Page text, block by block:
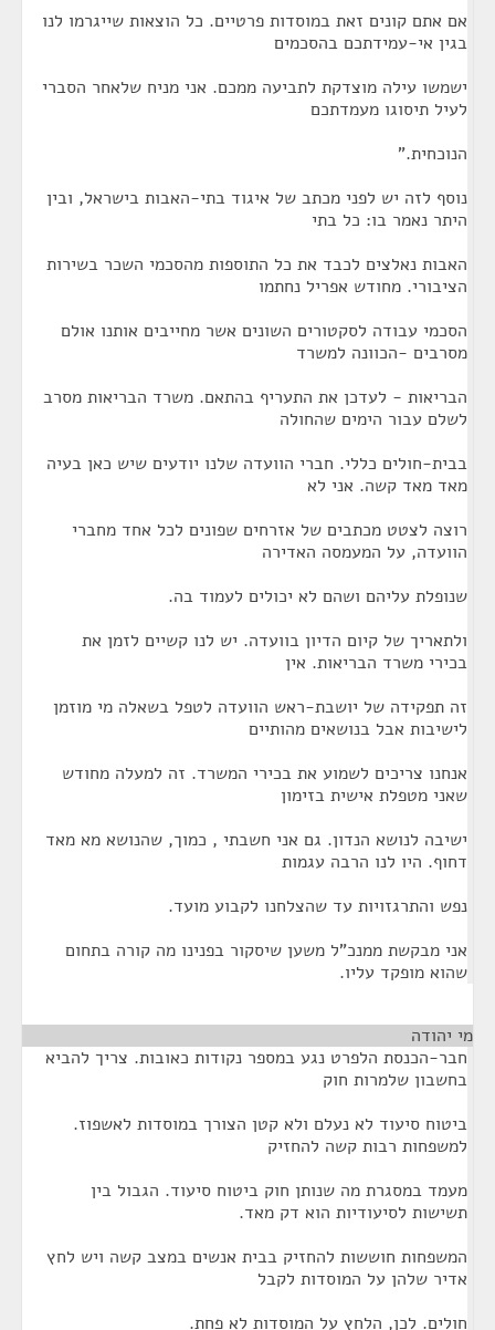
אם אתם קונים זאת במוסדות פרטיים. כל הוצאות שייגרמו לנו
בגין אי-עמידתכם בהסכמים
ישמשו עילה מוצדקת לתביעה ממכם. אני מניח שלאחר הסברי
לעיל תיסוגו מעמדתכם
הנוכחית."
נוסף לזה יש לפני מכתב של איגוד בתי-האבות בישראל, ובין
היתר נאמר בו: כל בתי
האבות נאלצים לכבד את כל התוספות מהסכמי השכר בשירות
הציבורי. מחודש אפריל נחתמו
הסכמי עבודה לסקטורים השונים אשר מחייבים אותנו אולם
מסרבים -הכוונה למשרד
הבריאות - לעדכן את התעריף בהתאם. משרד הבריאות מסרב
לשלם עבור הימים שהחולה
בבית-חולים כללי. חברי הוועדה שלנו יודעים שיש כאן בעיה
מאד מאד קשה. אני לא
רוצה לצטט מכתבים של אזרחים שפונים לכל אחד מחברי
הוועדה, על המעמסה האדירה
שנופלת עליהם ושהם לא יכולים לעמוד בה.
ולתאריך של קיום הדיון בוועדה. יש לנו קשיים לזמן את
בכירי משרד הבריאות. אין
זה תפקידה של יושבת-ראש הוועדה לטפל בשאלה מי מוזמן
לישיבות אבל בנושאים מהותיים
אנחנו צריכים לשמוע את בכירי המשרד. זה למעלה מחודש
שאני מטפלת אישית בזימון
ישיבה לנושא הנדון. גם אני חשבתי , כמוך, שהנושא מא מאד
דחוף. היו לנו הרבה עגמות
נפש והתרגזויות עד שהצלחנו לקבוע מועד.
אני מבקשת ממנכ"ל משען שיסקור בפנינו מה קורה בתחום
שהוא מופקד עליו.
מי יהודה
חבר-הכנסת הלפרט נגע במספר נקודות כאובות. צריך להביא
בחשבון שלמרות חוק
ביטוח סיעוד לא נעלם ולא קטן הצורך במוסדות לאשפוז.
למשפחות רבות קשה להחזיק
מעמד במסגרת מה שנותן חוק ביטוח סיעוד. הגבול בין
תשישות לסיעודיות הוא דק מאד.
המשפחות חוששות להחזיק בבית אנשים במצב קשה ויש לחץ
אדיר שלהן על המוסדות לקבל
חולים. לכן, הלחץ על המוסדות לא פחת.